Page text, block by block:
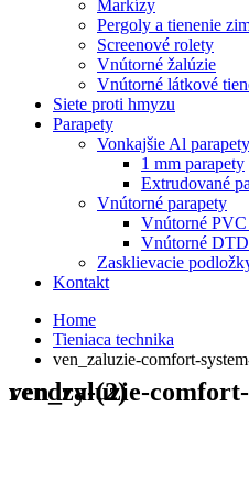
Markízy
Pergoly a tienenie
Screenové rolety
Vnútorné žalúzie
Vnútorné látkové
Siete proti hmyzu
Parapety
Vonkajšie Al parapety
1 mm parapety
Extrudované
Vnútorné parapety
Vnútorné PVC
Vnútorné
Zasklievacie
Kontakt
Home
Tieniaca technika
ven_zaluzie-comfort-
ven_zaluzie-comfort-system-7-2018-rendry-(2)